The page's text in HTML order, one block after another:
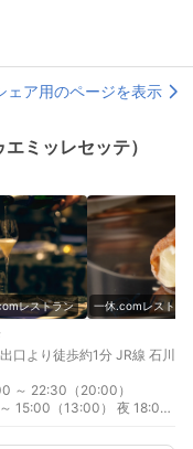
ェア用のページを表示
ミッレセッテ）
レストラン 一休.comレストラ
口より徒歩約1分 JR線 石川
～ 22:30（20:00）
15:00（13:00） 夜 18:00